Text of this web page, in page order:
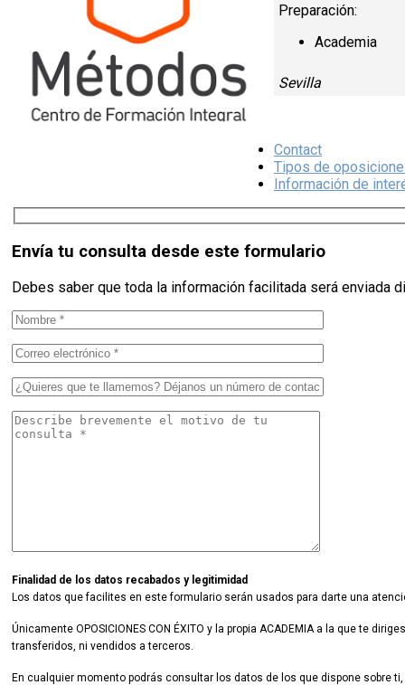
Preparación:
Academia
Sevilla
Contact
Tipos de
Información de
Envía tu consulta desde este formulario
Debes saber que toda la información facilitada será enviada
Finalidad de los datos recabados y legitimidad
Los datos que facilites en este formulario serán usados para darte una
Únicamente OPOSICIONES CON ÉXITO y la propia ACADEMIA a la que te
transferidos, ni vendidos a terceros.
En cualquier momento podrás consultar los datos de los que dispone